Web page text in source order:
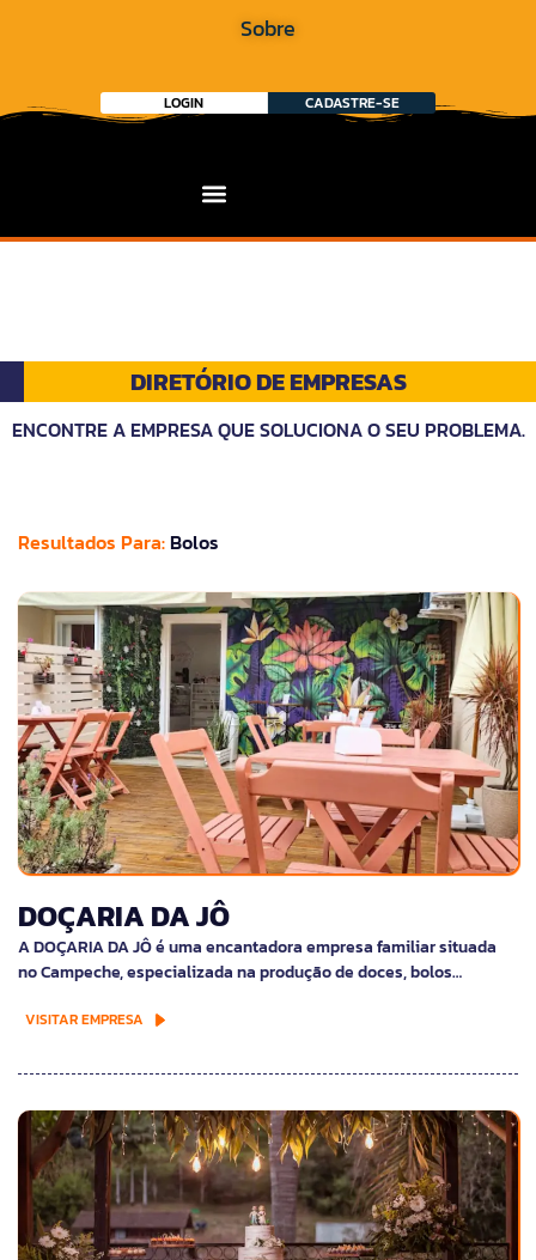
Sobre
LOGIN CADASTRE-SE
DIRETÓRIO DE EMPRESAS
ENCONTRE A EMPRESA QUE SOLUCIONA O SEU PROBLEMA.
Resultados Para: Bolos
DOÇARIA DA JÔ
A DOÇARIA DA JÔ é uma encantadora empresa familiar situada
no Campeche, especializada na produção de doces, bolos…
VISITAR EMPRESA